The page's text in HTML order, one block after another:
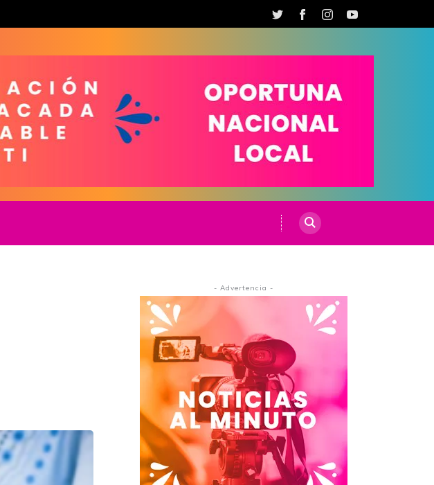
- Advertencia -